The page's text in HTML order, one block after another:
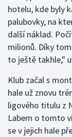
Sportovní
Stolní tenis
Triatlon
Veslování
Vodní slalom
Volejbal
hotelu, kde byly
palubovky, na
další náklad.
milionů. Díky
to ještě takhle,"
Klub začal s
hale už znovu
ligového titulu z
Labem o tomto
se v jejich hale